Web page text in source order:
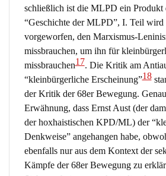
schließlich ist die MLPD ein Produkt
“Geschichte der MLPD”, I. Teil wird
vorgeworfen, den Marxismus-
missbrauchen, um ihn für
missbrauchen17. Die Kritik am
“kleinbürgerliche Erscheinung”18
der Kritik der 68er Bewegung.
Erwähnung, dass Ernst Aust (der
der hoxhaistischen KPD/ML) der
Denkweise” angehangen habe,
ebenfalls nur aus dem Kontext der
Kämpfe der 68er Bewegung zu